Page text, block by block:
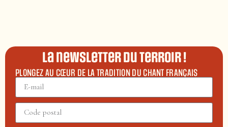
La newsletter du terroir !
PLONGEZ AU CŒUR DE LA TRADITION DU CHANT FRANÇAIS